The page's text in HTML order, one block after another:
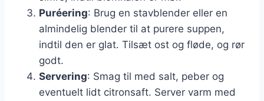
Puréering: Brug en stavblender eller en
almindelig blender til at purere suppen,
indtil den er glat. Tilsæt ost og fløde, og rør
godt.
Servering: Smag til med salt, peber og
eventuelt lidt citronsaft. Server varm med